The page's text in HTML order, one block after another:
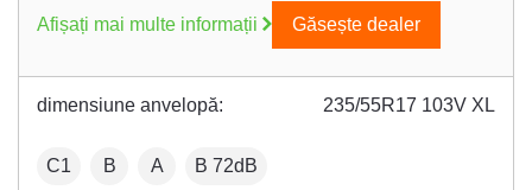
Afișați mai multe informații Găsește dealer
dimensiune anvelopă: 235/55R17 103V XL
:C1 Fuel efficiency:
B Wet grip:
A :B 72dB